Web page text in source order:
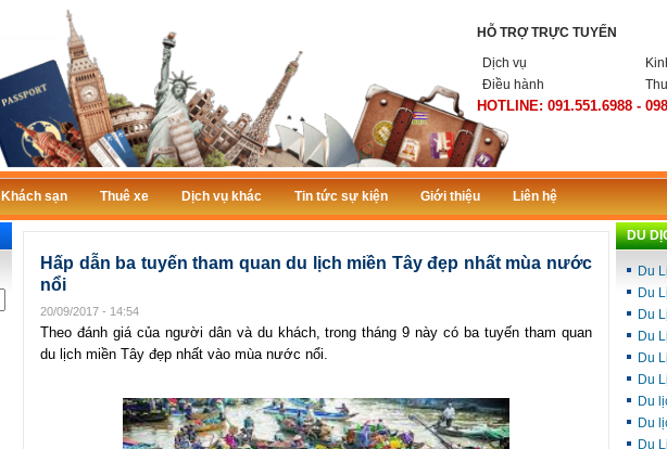
HỖ TRỢ TRỰC TUYẾN
Dịch vụ
Điều hành
HOTLINE: 091.551.6988 -
Khách sạn Thuê xe Dịch vụ khác Tin tức sự kiện Giới thiệu Liên hệ
Hấp dẫn ba tuyến tham quan du lịch miền Tây đẹp nhất mùa nước
nổi
20/09/2017 - 14:54
Theo đánh giá của người dân và du khách, trong tháng 9 này có ba tuyến tham quan
du lịch miền Tây đẹp nhất vào mùa nước nổi.
DU
Du
Du
Du
Du
Du
Du
Du
Du
Du